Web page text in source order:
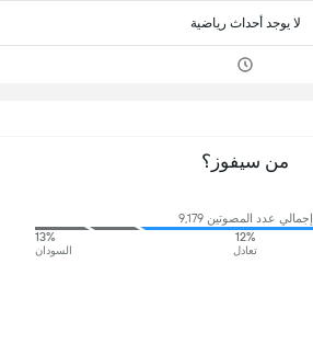
لا يوجد أحداث رياضية
من سيفوز؟
إجمالي عدد المصوتين 9,179
12%
تعادل
13%
السودان